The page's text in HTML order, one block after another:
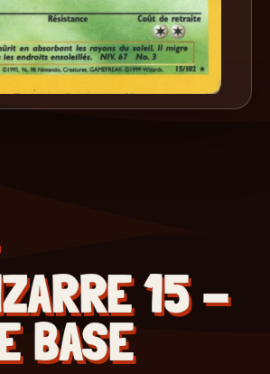
15 -
BASE